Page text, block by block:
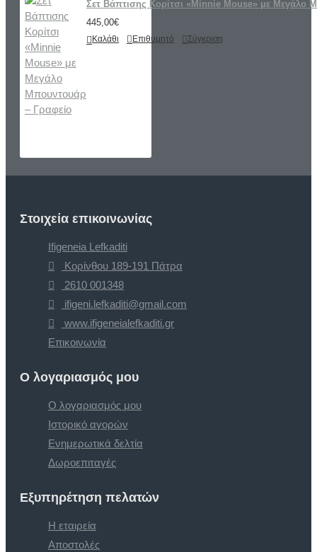
Σετ Βάπτισης Κορίτσι «Minnie Mouse» με Μεγάλο
445,00€
Καλάθι Επιθυμητό Σύγκριση
Στοιχεία επικοινωνίας
Ifigeneia Lefkaditi
Κορίνθου 189-191 Πάτρα
2610 001348
ifigeni.lefkaditi@gmail.com
www.ifigeneialefkaditi.gr
Επικοινωνία
Ο λογαριασμός μου
Ο λογαριασμός μου
Ιστορικό αγορών
Ενημερωτικά δελτία
Δωροεπιταγές
Εξυπηρέτηση πελατών
Η εταιρεία
Αποστολές